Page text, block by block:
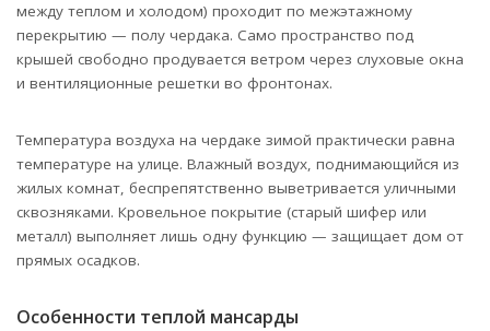
между теплом и холодом) проходит по межэтажному
перекрытию — полу чердака. Само пространство под
крышей свободно продувается ветром через слуховые окна
и вентиляционные решетки во фронтонах.
Температура воздуха на чердаке зимой практически равна
температуре на улице. Влажный воздух, поднимающийся из
жилых комнат, беспрепятственно выветривается уличными
сквозняками. Кровельное покрытие (старый шифер или
металл) выполняет лишь одну функцию — защищает дом от
прямых осадков.
Особенности теплой мансарды